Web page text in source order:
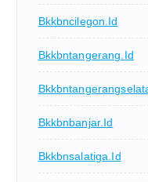
Bkkbncilegon.id
Bkkbntangerang.id
Bkkbnbanjar.id
Bkkbnsalatiga.id